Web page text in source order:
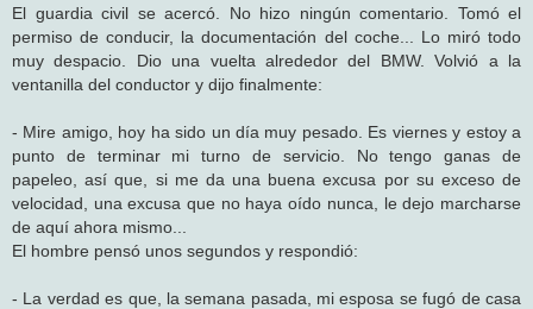
El guardia civil se acercó. No hizo ningún comentario. Tomó el
permiso de conducir, la documentación del coche... Lo miró todo
muy despacio. Dio una vuelta alrededor del BMW. Volvió a la
ventanilla del conductor y dijo finalmente:
- Mire amigo, hoy ha sido un día muy pesado. Es viernes y estoy a
punto de terminar mi turno de servicio. No tengo ganas de
papeleo, así que, si me da una buena excusa por su exceso de
velocidad, una excusa que no haya oído nunca, le dejo marcharse
de aquí ahora mismo...
El hombre pensó unos segundos y respondió:
- La verdad es que, la semana pasada, mi esposa se fugó de casa